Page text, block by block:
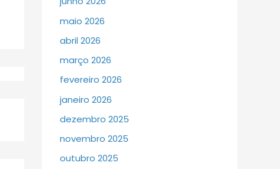
maio 2026
abril 2026
março 2026
fevereiro 2026
janeiro 2026
dezembro 2025
novembro 2025
outubro 2025